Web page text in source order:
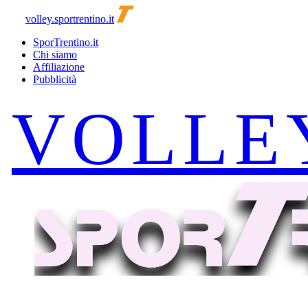
volley.sportrentino.it
SporTrentino.it
Chi siamo
Affiliazione
Pubblicità